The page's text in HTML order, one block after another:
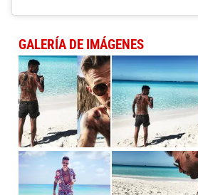
GALERÍA DE IMÁGENES